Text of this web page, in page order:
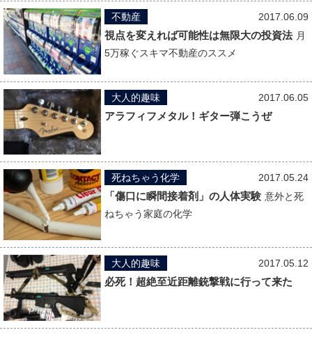
2017.06.09
不動産
視点を変えれば可能性は無限大の投資法 月
5万稼ぐスキマ不動産のススメ
2017.06.05
大人的趣味
アラフィフメタル！ギター弾こうぜ
2017.05.24
死ねちゃう化学
「傷口に瞬間接着剤」の人体実験 意外と死
ねちゃう家庭の化学
2017.05.12
大人的趣味
必死！超絶至近距離銃撃戦に行って来た